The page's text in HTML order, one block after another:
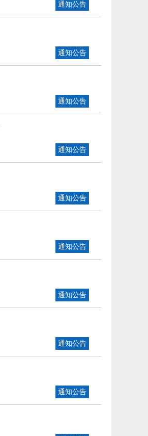
通知公告
通知公告
通知公告
通知公告
通知公告
通知公告
通知公告
通知公告
通知公告